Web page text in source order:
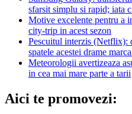
sfarsit simplu si rapid; iata
Motive excelente pentru a
city-trip in acest sezon
Pescuitul interzis (Netflix):
spatele acestei drame
Meteorologii avertizeaza
in cea mai mare parte a tarii
Aici te promovezi: